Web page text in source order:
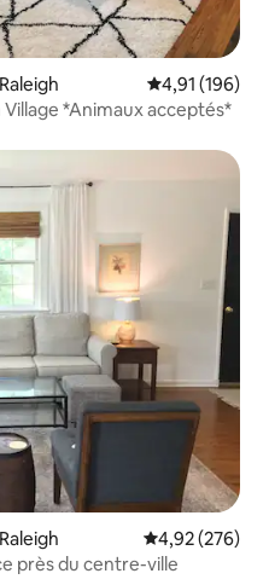
Évaluation
4,91 (196)
*Animaux acceptés*
Évaluation
4,92 (276)
près du centre-ville